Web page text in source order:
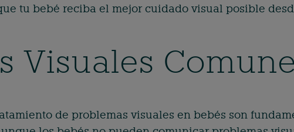
tu bebé reciba el mejor cuidado visual posible
Visuales
de problemas visuales en bebés son